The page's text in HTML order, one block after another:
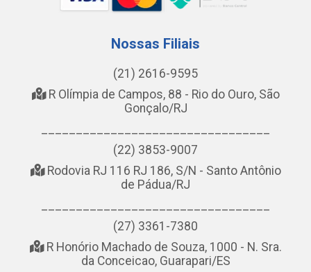
Nossas Filiais
(21) 2616-9595
R Olímpia de Campos, 88 - Rio do Ouro, São
Gonçalo/RJ
(22) 3853-9007
Rodovia RJ 116 RJ 186, S/N - Santo Antônio
de Pádua/RJ
(27) 3361-7380
R Honório Machado de Souza, 1000 - N. Sra.
da Conceicao, Guarapari/ES